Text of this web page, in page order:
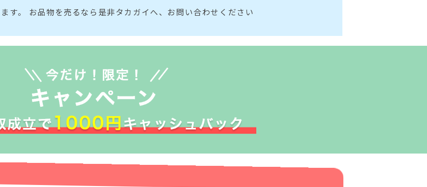
す。 お品物を売るなら是非タカガイへ、お問い合わせください